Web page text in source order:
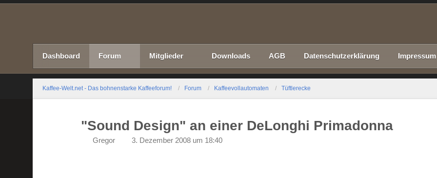
Dashboard Forum Mitglieder Downloads AGB Datenschutzerklärung Impressum
Kaffee-Welt.net - Das bohnenstarke Kaffeeforum! Forum Kaffeevollautomaten Tüftlerecke
"Sound Design" an einer DeLonghi Primadonna
Gregor 3. Dezember 2008 um 18:40